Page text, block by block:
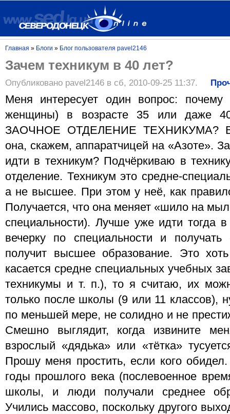
Главная » Блоги » Блог пользователя pavel2146
Зачем техникум в 40 лет?
Опубликовано pavel2146 в сб, 2010-09-25 11:37.
Меня интересует один вопрос:
женщины) в возрасте 35 или даже
ЗАОЧНОЕ ОТДЕЛЕНИЕ ТЕХНИКУМА?
она, скажем, аппаратчицей на «Азоте».
идти в техникум? Подчёркиваю в
отделение. Техникум это средне-
а не высшее. При этом у неё, как
Получается, что она меняет «шило на
специальности). Лучше уже идти тогда в
вечерку по специальности и
получит высшее образование. Это
касается средне специальных учебных
техникумы и т. п.), то я считаю, их
только после школы (9 или 11 классов),
по меньшей мере, не солидно и не
Смешно выглядит, когда извините
взрослый «дядька» или «тётка»
Прошу меня простить, если кого
годы прошлого века (послевоенное
школы, и люди получали среднее
Учились массово, поскольку другого